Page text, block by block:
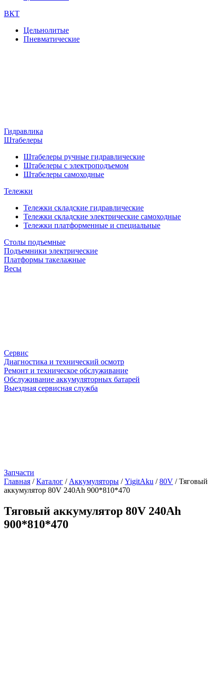
ВКТ
Цельнолитые
Пневматические
Гидравлика
Штабелеры
Штабелеры ручные гидравлические
Штабелеры с электроподъемом
Штабелеры самоходные
Тележки
Тележки складские гидравлические
Тележки складские электрические самоходные
Тележки платформенные и специальные
Столы подъемные
Подъемники электрические
Платформы такелажные
Весы
Сервис
Диагностика и технический осмотр
Ремонт и техническое обслуживание
Обслуживание аккумуляторных батарей
Выездная сервисная служба
Запчасти
Главная /Каталог / Аккумуляторы /YigitAku /80V /Тяговый
аккумулятор 80V 240Ah 900*810*470
Тяговый аккумулятор 80V 240Ah
900*810*470